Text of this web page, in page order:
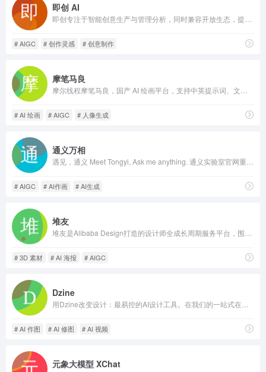
即创 AI
# AIGC # 创作灵感 # 创意制作
摩笔马良
# AI 绘画 # AIGC # 人像生成
通义万相
# AIGC # AI作画 # AI生成
堆友
# 3D 素材 # AI 海报 # AIGC
Dzine
# AI 作图 # AI 修图 # AI 视频
元象大模型 XChat